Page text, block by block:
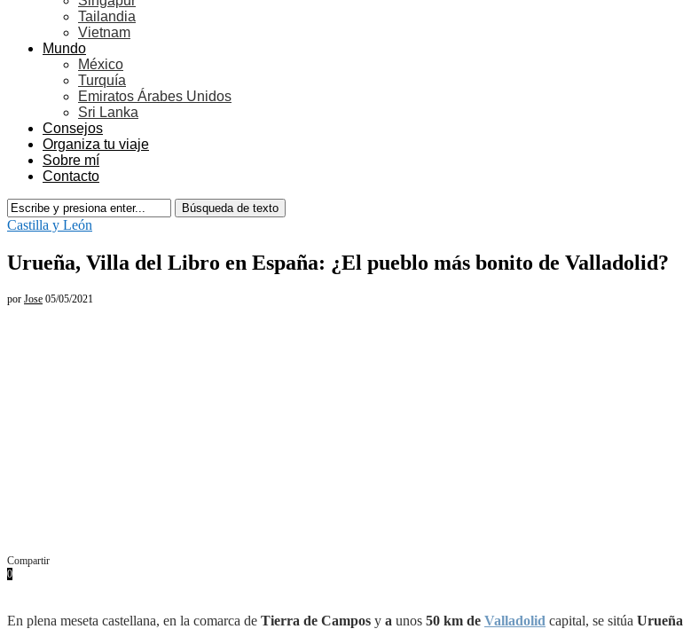
Tailandia
Vietnam
Mundo
México
Turquía
Emiratos Árabes Unidos
Sri Lanka
Consejos
Organiza tu viaje
Sobre mí
Contacto
Castilla y León
Urueña, Villa del Libro en España: ¿El pueblo más bonito de Valladolid?
por Jose 05/05/2021
Compartir
0
En plena meseta castellana, en la comarca de Tierra de Campos y a unos 50 km de Valladolid capital, se sitúa Urueña